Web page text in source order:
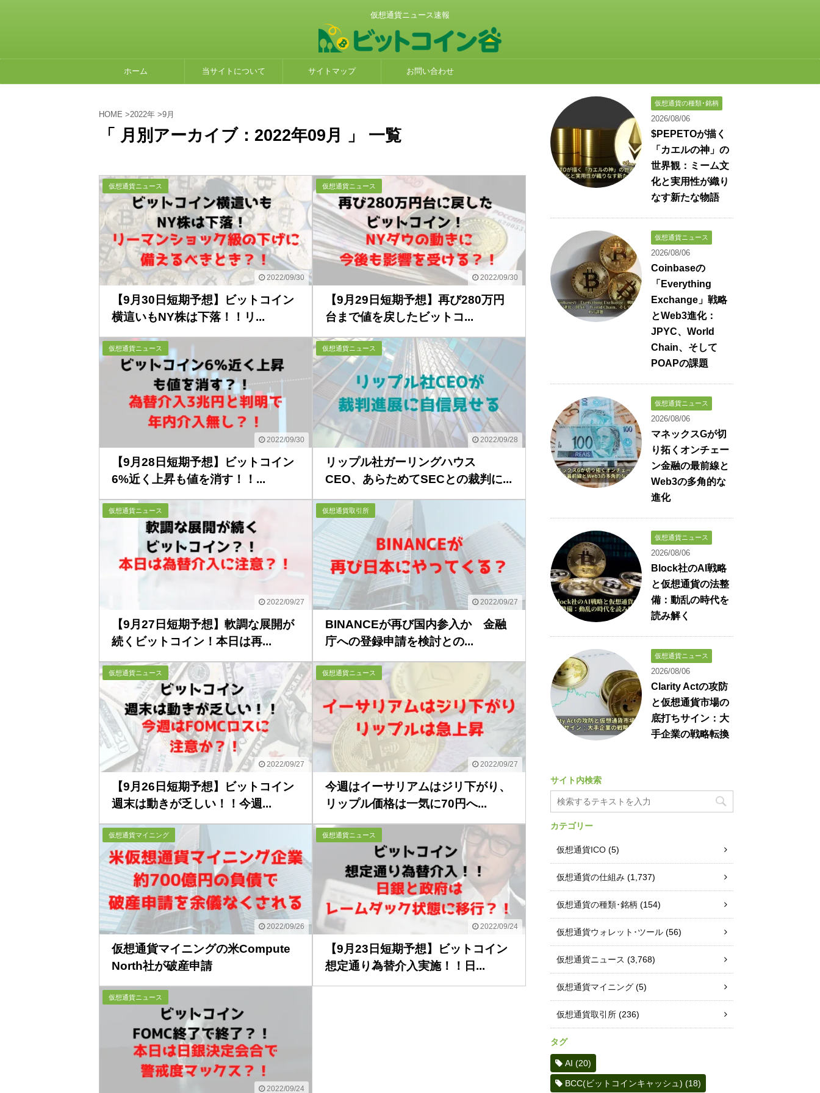
仮想通貨ニュース速報
ホーム 当サイトについて サイトマップ お問い合わせ
HOME >2022年 >9月
「 月別アーカイブ：2022年09月 」 一覧
2022/09/30
仮想通貨ニュース
【9月30日短期予想】ビットコイン
横這いもNY株は下落！！リ...
2022/09/30
仮想通貨ニュース
【9月29日短期予想】再び280万円
台まで値を戻したビットコ...
2022/09/30
仮想通貨ニュース
【9月28日短期予想】ビットコイン
6%近く上昇も値を消す！！...
2022/09/28
仮想通貨ニュース
リップル社ガーリングハウス
CEO、あらためてSECとの裁判に...
2022/09/27
仮想通貨ニュース
【9月27日短期予想】軟調な展開が
続くビットコイン！本日は再...
2022/09/27
仮想通貨取引所
BINANCEが再び国内参入か 金融
庁への登録申請を検討との...
2022/09/27
仮想通貨ニュース
【9月26日短期予想】ビットコイン
週末は動きが乏しい！！今週...
2022/09/27
仮想通貨ニュース
今週はイーサリアムはジリ下がり、
リップル価格は一気に70円へ...
2022/09/26
仮想通貨マイニング
仮想通貨マイニングの米Compute
North社が破産申請
2022/09/24
仮想通貨ニュース
【9月23日短期予想】ビットコイン
想定通り為替介入実施！！日...
2022/09/24
仮想通貨ニュース
仮想通貨の種類･銘柄
2026/08/06
$PEPETOが描く
「カエルの神」の
世界観：ミーム文
化と実用性が織り
なす新たな物語
仮想通貨ニュース
2026/08/06
Coinbaseの
「Everything
Exchange」戦略
とWeb3進化：
JPYC、World
Chain、そして
POAPの課題
仮想通貨ニュース
2026/08/06
マネックスGが切
り拓くオンチェー
ン金融の最前線と
Web3の多角的な
進化
仮想通貨ニュース
2026/08/06
Block社のAI戦略
と仮想通貨の法整
備：動乱の時代を
読み解く
仮想通貨ニュース
2026/08/06
Clarity Actの攻防
と仮想通貨市場の
底打ちサイン：大
手企業の戦略転換
サイト内検索
カテゴリー
仮想通貨ICO (5)
仮想通貨の仕組み (1,737)
仮想通貨の種類･銘柄 (154)
仮想通貨ウォレット･ツール (56)
仮想通貨ニュース (3,768)
仮想通貨マイニング (5)
仮想通貨取引所 (236)
タグ
AI (20)
BCC(ビットコインキャッシュ) (18)